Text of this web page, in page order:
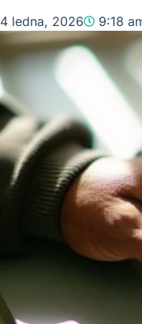
4 ledna, 2026 9:18